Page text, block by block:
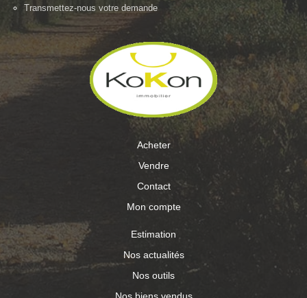
Transmettez-nous votre demande
Acheter
Vendre
Contact
Mon compte
Estimation
Nos actualités
Nos outils